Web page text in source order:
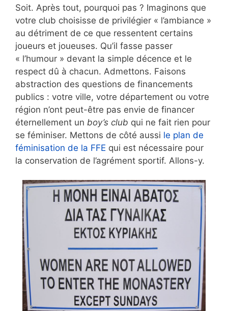
Soit. Après tout, pourquoi pas ? Imaginons que
votre club choisisse de privilégier « l’ambiance »
au détriment de ce que ressentent certains
joueurs et joueuses. Qu’il fasse passer
« l’humour » devant la simple décence et le
respect dû à chacun. Admettons. Faisons
abstraction des questions de financements
publics : votre ville, votre département ou votre
région n’ont peut-être pas envie de financer
éternellement un boy’s club qui ne fait rien pour
se féminiser. Mettons de côté aussi le plan de
féminisation de la FFE qui est nécessaire pour
la conservation de l’agrément sportif. Allons-y.